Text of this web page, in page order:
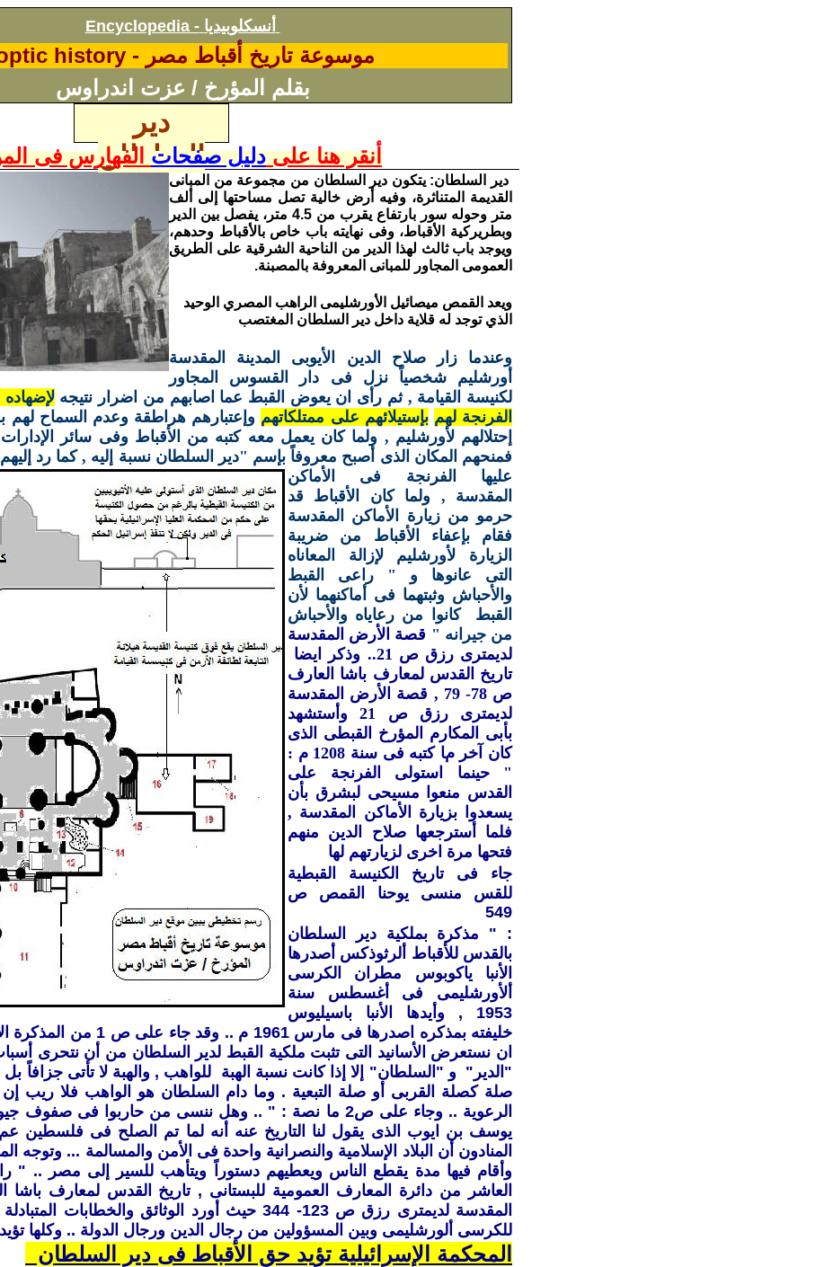
Encyclopedia - أنسكلوبيديا
موسوعة تاريخ أقباط مصر - history
بقلم
المؤرخ / عزت اندراوس
دير
السلطان
أنقر هنا علىدليل صفحات الفهارس فى
دير السلطان: يتكون دير السلطان من مجموعة من المبانى
القديمة المتناثرة، وفيه أرض خالية تصل مساحتها إلى ألف
متر وحوله سور بارتفاع يقرب من 4.5 متر، يفصل بين الدير
وبطريركية الأقباط، وفى نهايته باب خاص بالأقباط وحدهم،
ويوجد باب ثالث لهذا الدير من الناحية الشرقية على الطريق
العمومى المجاور للمبانى المعروفة بالمصبنة.
ويعد القمص ميصائيل الأورشليمى الراهب المصري الوحيد
الذي توجد له قلاية داخل دير السلطان المغتصب
وعندما زار صلاح الدين الأيوبى المدينة المقدسة
أورشليم شخصياً نزل فى دار القسوس المجاور
لكنيسة القيامة , ثم رأى ان يعوض القبط عما اصابهم من اضرار نتيجه
الفرنجة لهم بإستيلائهم على ممتلكاتهم وإعتبارهم هراطقة وعدم السماح لهم
إحتلالهم لأورشليم , ولما كان يعمل معه كتبه من الأقباط وفى سائر
فمنحهم المكان الذى أصبح معروفاً بإسم "دير السلطان نسبة إليه , كما رد
عليها الفرنجة فى الأماكن
المقدسة , ولما كان الأقباط قد
حرمو من زيارة الأماكن المقدسة
فقام بإعفاء الأقباط من ضريبة
الزيارة لأورشليم لإزالة المعاناه
التى عانوها و " راعى القبط
والأحباش وثبتهما فى أماكنهما لأن
القبط كانوا من رعاياه والأحباش
من جيرانه " قصة الأرض المقدسة
لديمترى رزق ص 21.. وذكر ايضا
تاريخ القدس لمعارف باشا العارف
ص 78- 79 , قصة الأرض المقدسة
لديمترى رزق ص 21 وأستشهد
بأبى المكارم المؤرخ القبطى الذى
كان آخر ما كتبه فى سنة 1208 م :
" حينما استولى الفرنجة على
القدس منعوا مسيحى لبشرق بأن
يسعدوا بزيارة الأماكن المقدسة ,
فلما أسترجعها صلاح الدين منهم
فتحها مرة اخرى لزيارتهم لها
جاء فى تاريخ الكنيسة القبطية
للقس منسى يوحنا القمص ص
549
: " مذكرة بملكية دير السلطان
بالقدس للأقباط ألرثوذكس أصدرها
الأنبا ياكوبوس مطران الكرسى
ألأورشليمى فى أغسطس سنة
1953 , وأيدها الأنبا باسيليوس
خليفته بمذكره اصدرها فى
ان نستعرض الأسانيد التى تثبت ملكية القبط لدير السلطان من أن نتحرى
"الدير" و "السلطان" إلا إذا كانت نسبة الهبة للواهب , والهبة لا تأتى جزافاً
صلة كصلة القربى أو صلة التبعية . وما دام السلطان هو الواهب فلا ريب إن
الرعوية .. وجاء على ص2 ما نصة : " .. وهل ننسى من حاربوا فى
يوسف بن ايوب الذى يقول لنا التاريخ عنه أنه لما تم الصلح فى فلسطين عم
المنادون أن البلاد الإسلامية والنصرانية واحدة فى الأمن والمسالمة ... وتوجه
المقدسة لديمترى رزق ص 123- 344 حيث أورد الوثائق
للكرسى ألورشليمى وبين المسؤولين من رجال الدين ورجال الدولة .. وكلها تؤيد
المحكمة الإسرائيلية تؤيد حق الأقباط فى دير السلطان